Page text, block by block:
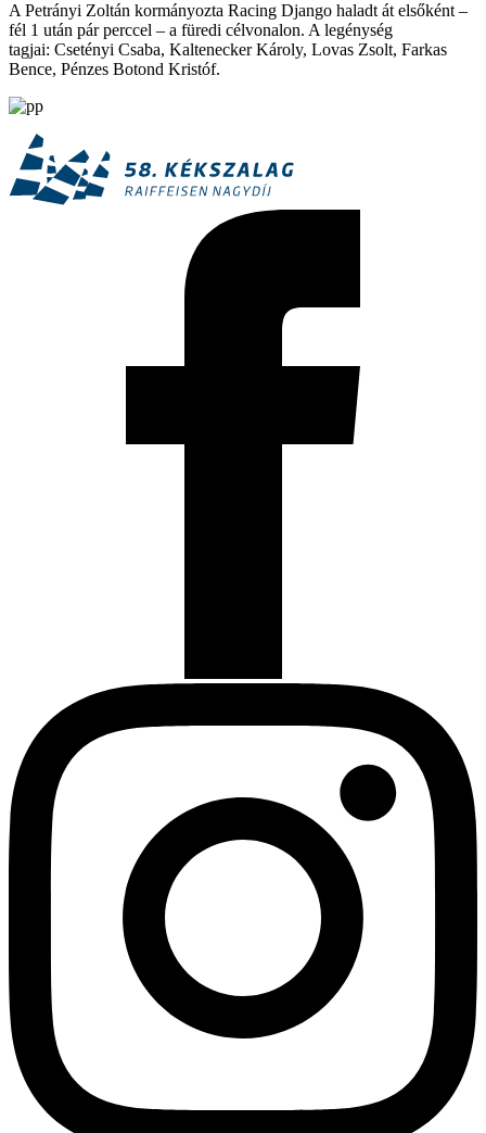
A Petrányi Zoltán kormányozta Racing Django haladt át elsőként –
fél 1 után pár perccel – a füredi célvonalon. A legénység
tagjai: Csetényi Csaba, Kaltenecker Károly, Lovas Zsolt, Farkas
Bence, Pénzes Botond Kristóf.